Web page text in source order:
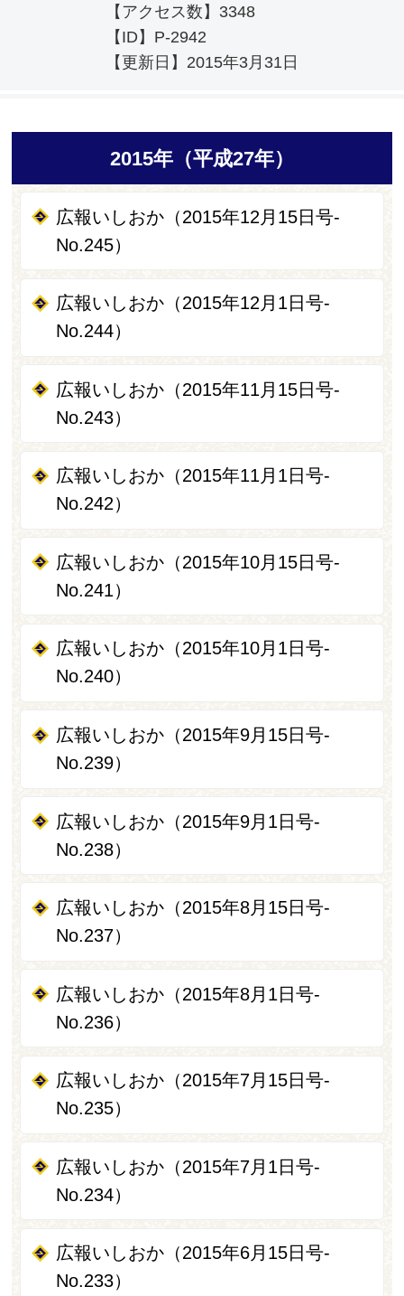
【アクセス数】 3348
【ID】 P-2942
【更新日】 2015年3月31日
2015年（平成27年）
広報いしおか（2015年12月15日号-
No.245）
広報いしおか（2015年12月1日号-
No.244）
広報いしおか（2015年11月15日号-
No.243）
広報いしおか（2015年11月1日号-
No.242）
広報いしおか（2015年10月15日号-
No.241）
広報いしおか（2015年10月1日号-
No.240）
広報いしおか（2015年9月15日号-
No.239）
広報いしおか（2015年9月1日号-
No.238）
広報いしおか（2015年8月15日号-
No.237）
広報いしおか（2015年8月1日号-
No.236）
広報いしおか（2015年7月15日号-
No.235）
広報いしおか（2015年7月1日号-
No.234）
広報いしおか（2015年6月15日号-
No.233）